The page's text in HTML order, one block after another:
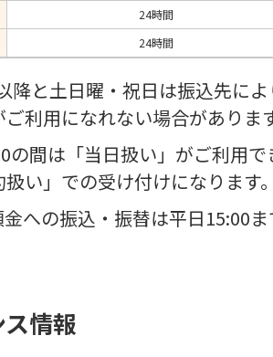
24時間
24時間
降と土日曜・祝日は振込先に
ご利用になれない場合がありま
の間は「当日扱い」がご利用で
扱い」での受け付けになります
への振込・振替は平日15:00
情報